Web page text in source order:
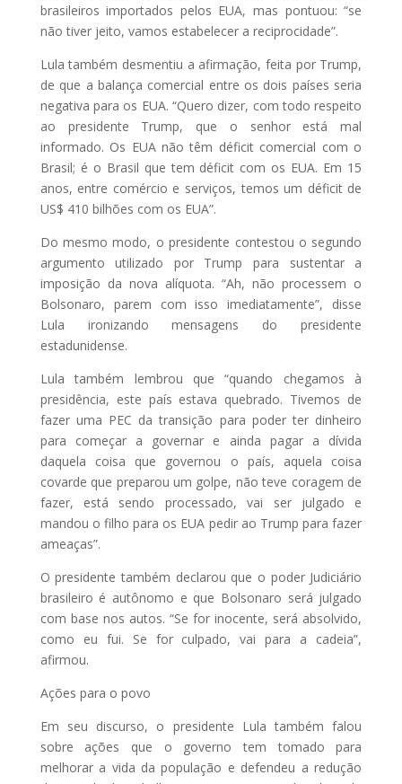
brasileiros importados pelos EUA, mas pontuou: “se
não tiver jeito, vamos estabelecer a reciprocidade”.
Lula também desmentiu a afirmação, feita por Trump,
de que a balança comercial entre os dois países seria
negativa para os EUA. “Quero dizer, com todo respeito
ao presidente Trump, que o senhor está mal
informado. Os EUA não têm déficit comercial com o
Brasil; é o Brasil que tem déficit com os EUA. Em 15
anos, entre comércio e serviços, temos um déficit de
US$ 410 bilhões com os EUA”.
Do mesmo modo, o presidente contestou o segundo
argumento utilizado por Trump para sustentar a
imposição da nova alíquota. “Ah, não processem o
Bolsonaro, parem com isso imediatamente”, disse
Lula ironizando mensagens do presidente
estadunidense.
Lula também lembrou que “quando chegamos à
presidência, este país estava quebrado. Tivemos de
fazer uma PEC da transição para poder ter dinheiro
para começar a governar e ainda pagar a dívida
daquela coisa que governou o país, aquela coisa
covarde que preparou um golpe, não teve coragem de
fazer, está sendo processado, vai ser julgado e
mandou o filho para os EUA pedir ao Trump para fazer
ameaças”.
O presidente também declarou que o poder Judiciário
brasileiro é autônomo e que Bolsonaro será julgado
com base nos autos. “Se for inocente, será absolvido,
como eu fui. Se for culpado, vai para a cadeia”,
afirmou.
Ações para o povo
Em seu discurso, o presidente Lula também falou
sobre ações que o governo tem tomado para
melhorar a vida da população e defendeu a redução